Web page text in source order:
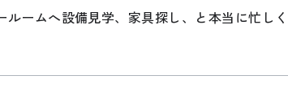
ームへ設備見学、家具探し、と本当に忙し